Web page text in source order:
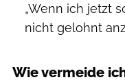
„Wenn ich jetzt
nicht gelohnt
Wie vermeide